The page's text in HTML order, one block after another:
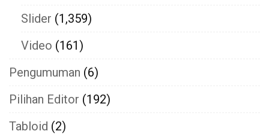
Slider (1,359)
Video (161)
Pengumuman (6)
Pilihan Editor (192)
Tabloid (2)